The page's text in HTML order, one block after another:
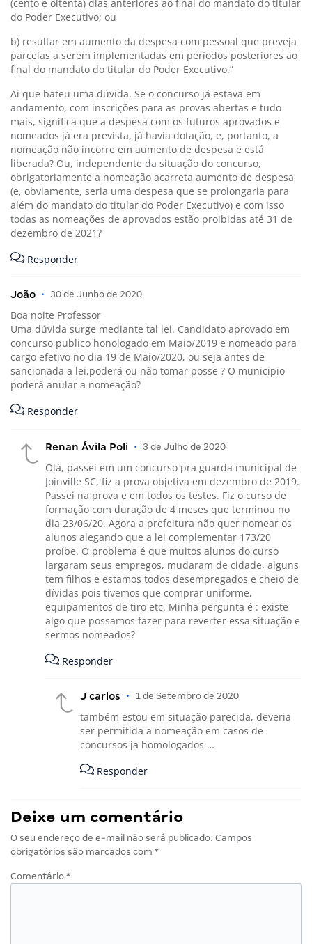
(cento e oitenta) dias anteriores ao final do mandato do titular
do Poder Executivo; ou
b) resultar em aumento da despesa com pessoal que preveja
parcelas a serem implementadas em períodos posteriores ao
final do mandato do titular do Poder Executivo.”
Ai que bateu uma dúvida. Se o concurso já estava em
andamento, com inscrições para as provas abertas e tudo
mais, significa que a despesa com os futuros aprovados e
nomeados já era prevista, já havia dotação, e, portanto, a
nomeação não incorre em aumento de despesa e está
liberada? Ou, independente da situação do concurso,
obrigatoriamente a nomeação acarreta aumento de despesa
(e, obviamente, seria uma despesa que se prolongaria para
além do mandato do titular do Poder Executivo) e com isso
todas as nomeações de aprovados estão proibidas até 31 de
dezembro de 2021?
Responder
João • 30 de Junho de 2020
Boa noite Professor
Uma dúvida surge mediante tal lei. Candidato aprovado em
concurso publico honologado em Maio/2019 e nomeado para
cargo efetivo no dia 19 de Maio/2020, ou seja antes de
sancionada a lei,poderá ou não tomar posse ? O municipio
poderá anular a nomeação?
Responder
Renan Ávila Poli • 3 de Julho de 2020
Olá, passei em um concurso pra guarda municipal de
Joinville SC, fiz a prova objetiva em dezembro de 2019.
Passei na prova e em todos os testes. Fiz o curso de
formação com duração de 4 meses que terminou no
dia 23/06/20. Agora a prefeitura não quer nomear os
alunos alegando que a lei complementar 173/20
proíbe. O problema é que muitos alunos do curso
largaram seus empregos, mudaram de cidade, alguns
tem filhos e estamos todos desempregados e cheio de
dívidas pois tivemos que comprar uniforme,
equipamentos de tiro etc. Minha pergunta é : existe
algo que possamos fazer para reverter essa situação e
sermos nomeados?
Responder
J carlos • 1 de Setembro de 2020
também estou em situação parecida, deveria
ser permitida a nomeação em casos de
concursos ja homologados …
Responder
Deixe um comentário
O seu endereço de e-mail não será publicado. Campos
obrigatórios são marcados com *
Comentário *